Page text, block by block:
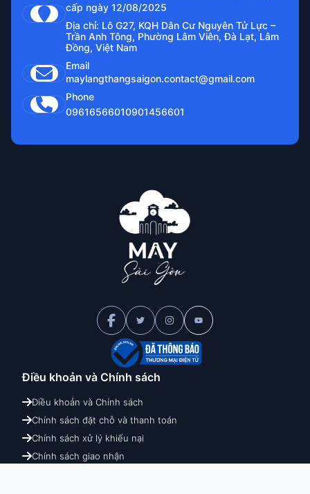
cấp ngày 12/08/2025
Địa chỉ: Lô G27, KQH Dân Cư Nguyên Tử Lực –
Trần Anh Tông, Phường Lâm Viên, Đà Lạt, Lâm
Đồng, Việt Nam
Email
maylangthangsaigon.contact@gmail.com
Phone
09616566010901456601
Điều khoản và Chính sách
Điều khoản và Chính sách
Chính sách đặt chỗ và thanh toán
Chính sách xử lý khiếu nại
Chính sách giao nhận